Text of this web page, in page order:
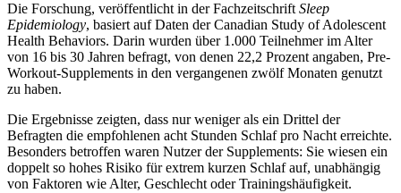
Die Forschung, veröffentlicht in der Fachzeitschrift Sleep
Epidemiology, basiert auf Daten der Canadian Study of Adolescent
Health Behaviors. Darin wurden über 1.000 Teilnehmer im Alter
von 16 bis 30 Jahren befragt, von denen 22,2 Prozent angaben, Pre-
Workout-Supplements in den vergangenen zwölf Monaten genutzt
zu haben.
Die Ergebnisse zeigten, dass nur weniger als ein Drittel der
Befragten die empfohlenen acht Stunden Schlaf pro Nacht erreichte.
Besonders betroffen waren Nutzer der Supplements: Sie wiesen ein
doppelt so hohes Risiko für extrem kurzen Schlaf auf, unabhängig
von Faktoren wie Alter, Geschlecht oder Trainingshäufigkeit.